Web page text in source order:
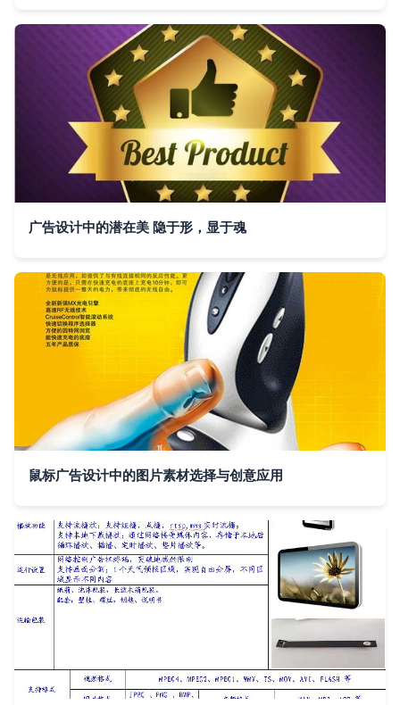
广告设计中的潜在美 隐于形，显于魂
鼠标广告设计中的图片素材选择与创意应用